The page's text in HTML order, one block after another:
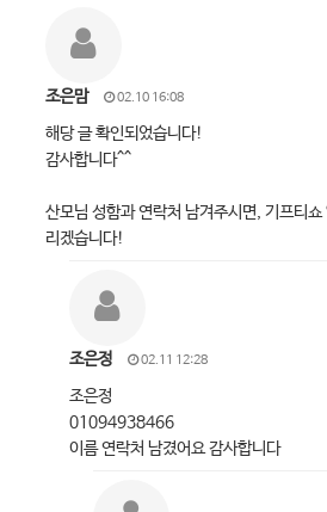
조은맘 02.10 16:08
해당 글 확인되었습니다!
감사합니다^^
산모님 성함과 연락처 남겨주시면, 기프티
리겠습니다!
조은정 02.11 12:28
조은정
01094938466
이름 연락처 남겼어요 감사합니다